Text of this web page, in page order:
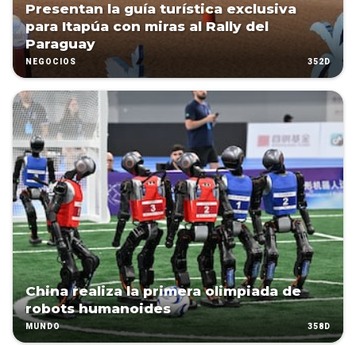
Presentan la guía turística exclusiva
para Itapúa con miras al Rally del
Paraguay
NEGOCIOS 352D
China realiza la primera olimpiada de
robots humanoides
MUNDO 358D